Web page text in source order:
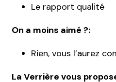
Le rapport qualité
On a moins aimé ?:
Rien, vous l’aurez
La Verrière vous